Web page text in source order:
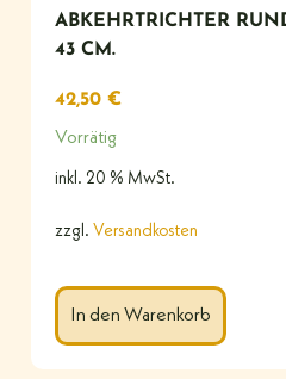
ABKEHRTRICHTER
43 CM.
42,50 €
Vorrätig
inkl. 20 % MwSt.
zzgl. Versandkosten
In den Warenkorb